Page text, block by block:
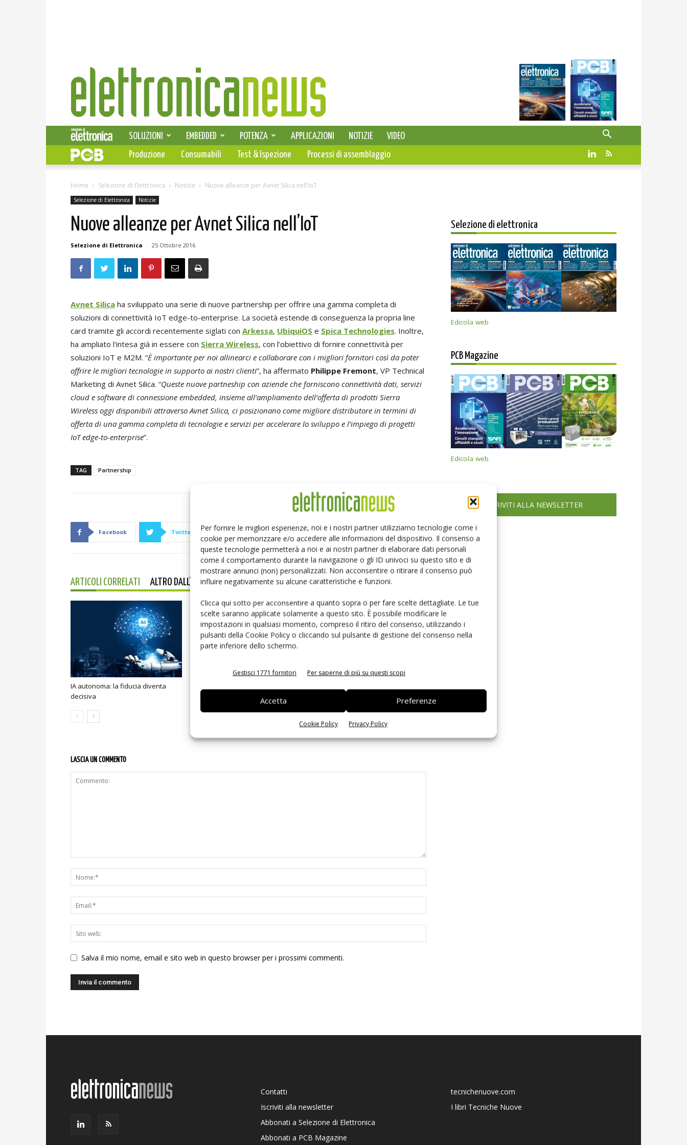
Per fornire le migliori esperienze, noi e i nostri partner utilizziamo tecnologie come i
cookie per memorizzare e/o accedere alle informazioni del dispositivo. Il consenso a
queste tecnologie permetterà a noi e ai nostri partner di elaborare dati personali
come il comportamento durante la navigazione o gli ID univoci su questo sito e di
mostrare annunci (non) personalizzati. Non acconsentire o ritirare il consenso può
influire negativamente su alcune caratteristiche e funzioni.
Clicca qui sotto per acconsentire a quanto sopra o per fare scelte dettagliate. Le tue
scelte saranno applicate solamente a questo sito. È possibile modificare le
impostazioni in qualsiasi momento, compreso il ritiro del consenso, utilizzando i
pulsanti della Cookie Policy o cliccando sul pulsante di gestione del consenso nella
parte inferiore dello schermo.
Gestisci 1771 fornitori Per saperne di più su questi scopi
Accetta Preferenze
Cookie Policy Privacy Policy
Elettronica
News
SELEZIONE DI ELETTRONICA
SOLUZIONI EMBEDDED POTENZA APPLICAZIONI NOTIZIE
VIDEO
PCB
Produzione Consumabili Test & Ispezione Processi di assemblaggio
Home Selezione di Elettronica Notizie Nuove alleanze per Avnet Silica nell’IoT
Selezione di Elettronica Notizie
Nuove alleanze per Avnet Silica nell’IoT
Selezione di Elettronica - 25 Ottobre 2016
Avnet Silica ha sviluppato una serie di nuove partnership per offrire una gamma completa di
soluzioni di connettività IoT edge-to-enterprise. La società estende di conseguenza la propria line
card tramite gli accordi recentemente siglati con Arkessa, UbiquiOS e Spica Technologies. Inoltre,
ha ampliato l'intesa già in essere con Sierra Wireless, con l’obiettivo di fornire connettività per
soluzioni IoT e M2M. “È importante per noi allinearci e collaborare con i migliori fornitori così da poter
offrire le migliori tecnologie in supporto ai nostri clienti”, ha affermato Philippe Fremont, VP Technical
Marketing di Avnet Silica. “Queste nuove partneship con aziende che forniscono connettività dati, servizi
cloud e software di connessione embedded, insieme all’ampliamento dell’offerta di prodotti Sierra
Wireless oggi disponibili attraverso Avnet Silica, ci posizionano come migliore distributore in termini di
offerta di una gamma completa di tecnologie e servizi per accelerare lo sviluppo e l’impiego di progetti
IoT edge-to-enterprise”.
TAG Partnership
Facebook Twitter Linkedin Pinterest
ARTICOLI CORRELATI ALTRO DALL'AUTORE
IA autonoma: la fiducia diventa
decisiva
sicurezza e interoperabilità
LASCIA UN COMMENTO
Salva il mio nome, email e sito web in questo browser per i prossimi commenti.
Selezione di elettronica
Edicola web
PCB Magazine
Edicola web
ISCRIVITI ALLA NEWSLETTER
Contatti
Iscriviti alla newsletter
Abbonati a Selezione di Elettronica
Abbonati a PCB Magazine
tecnichenuove.com
I libri Tecniche Nuove